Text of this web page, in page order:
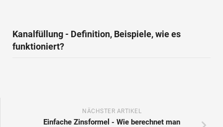
Kanalfüllung - Definition, Beispiele, wie es
funktioniert?
NÄCHSTER ARTIKEL
Einfache Zinsformel - Wie berechnet man